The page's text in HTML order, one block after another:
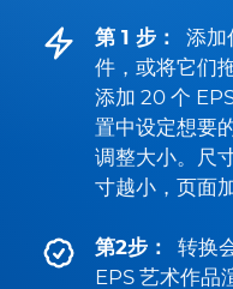
第 1 步：
添加
件，或将它们
添加 20 个
置中设定想要
调整大小。尺
寸越小，页面
第2步：
转换
EPS 艺术作品